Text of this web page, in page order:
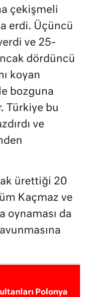
çekişmeli
erdi. Üçüncü
ve 25-
dördüncü
koyan
bozguna
Türkiye bu
ve
ürettiği 20
Kaçmaz ve
oynaması da
Polonya